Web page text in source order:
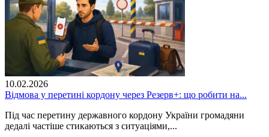
10.02.2026
Відмова у перетині кордону через Резерв+: що робити на...
Під час перетину державного кордону України громадяни
дедалі частіше стикаються з ситуаціями,...